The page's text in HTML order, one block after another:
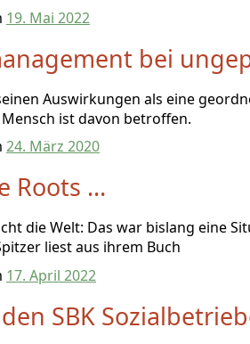
19. Mai 2022
bei
Auswirkungen als eine
24. März 2020
Roots …
die Welt: Das war bislang eine
17. April 2022
SBK